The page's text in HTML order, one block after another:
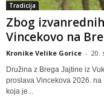
Tradicija
Zbog
Vincekovo na
Kronike Velike Gorice - 20.
Družina z Brega Jajtine iz
proslava Vincekova 2026. na
koja je...